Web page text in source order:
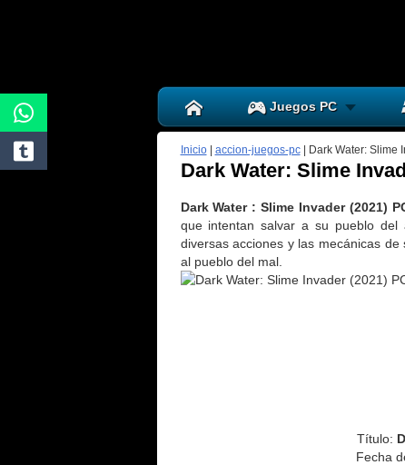
Juegos PC
Inicio| accion-juegos-pc| Dark Water: Slime
Dark Water: Slime
Dark Water : Slime Invader (2021)
que intentan salvar a su pueblo del
diversas acciones y las mecánicas
al pueblo del mal.
Título:
Fecha